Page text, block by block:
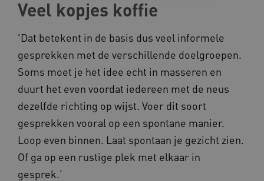
Veel kopjes koffie
'Dat betekent in de basis dus veel informele
gesprekken met de verschillende doelgroepen.
Soms moet je het idee echt in masseren en
duurt het even voordat iedereen met de neus
dezelfde richting op wijst. Voer dit soort
gesprekken vooral op een spontane manier.
Loop even binnen. Laat spontaan je gezicht zien.
Of ga op een rustige plek met elkaar in
gesprek.'
Noodzakelijke cookies
Analytische cookies
Marketing cookies
Deze functionele en technische cookies zorgen
worden altijd geplaatst en maken geen inbreuk
op uw privacy.
Naam
Provider
Domein
__Secure-YNID
.youtube.com
__Secure-
ROLLOUT_TOKEN
.youtube.com